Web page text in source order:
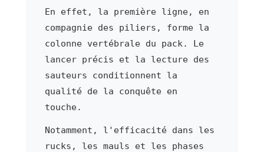
En effet, la première ligne, en
compagnie des piliers, forme la
colonne vertébrale du pack. Le
lancer précis et la lecture des
sauteurs conditionnent la
qualité de la conquête en
touche.
Notamment, l'efficacité dans les
rucks, les mauls et les phases